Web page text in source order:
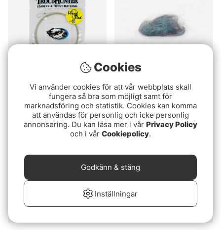
TroutHunter Nylon
Leader w/loop 10ft
Midsummer Madness
Ice Wing Fiber
49 kr 55 kr
Cookies
Vi använder cookies för att vår webbplats skall
fungera så bra som möjligt samt för
marknadsföring och statistik. Cookies kan komma
att användas för personlig och icke personlig
annonsering. Du kan läsa mer i vår Privacy Policy
och i vår Cookiepolicy.
Inställningar
Godkänn & stäng